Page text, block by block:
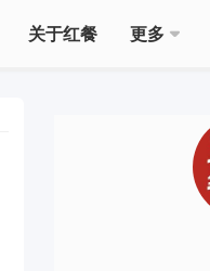
关于红餐 更多